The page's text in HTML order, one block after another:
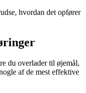
hvordan det opfører
du overlader til øjemål,
af de mest effektive